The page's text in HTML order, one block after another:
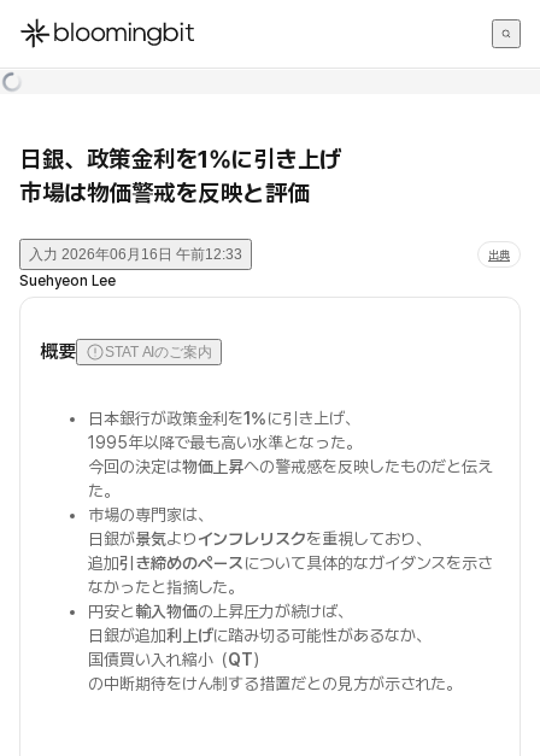
한국어
日銀、政策金利を1%に引き上げ
市場は物価警戒を反映と評価
入力 2026年06月16日 午前12:33 出典
Suehyeon Lee
概要 STAT AIのご案内
日本銀行が政策金利を1%に引き上げ、
1995年以降で最も高い水準となった。
今回の決定は物価上昇への警戒感を反映したものだと伝え
た。
市場の専門家は、
日銀が景気よりインフレリスクを重視しており、
追加引き締めのペースについて具体的なガイダンスを示さ
なかったと指摘した。
円安と輸入物価の上昇圧力が続けば、
日銀が追加利上げに踏み切る可能性があるなか、
国債買い入れ縮小（QT）
の中断期待をけん制する措置だとの見方が示された。